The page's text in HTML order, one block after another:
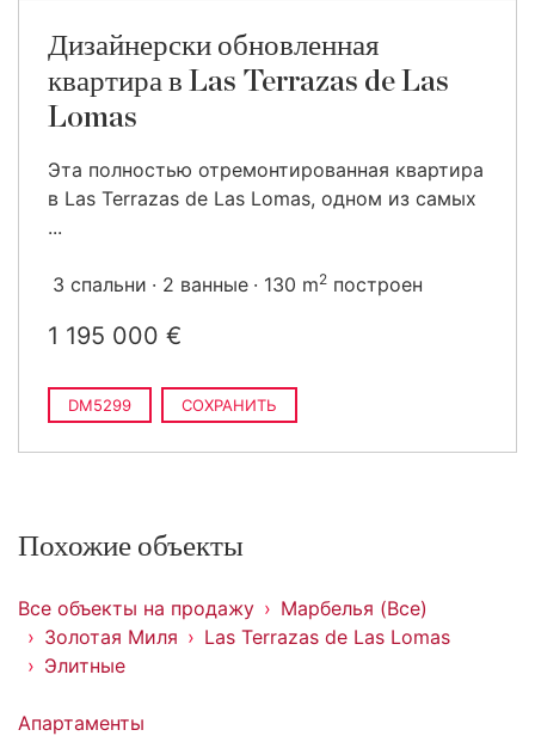
Дизайнерски обновленная
квартира в Las Terrazas de Las
Lomas
Эта полностью отремонтированная квартира
в Las Terrazas de Las Lomas, одном из самых
...
3 спальни 2 ванные 130 m2 построен
1 195 000 €
DM5299 СОХРАНИТЬ
Похожие объекты
Все объекты на продажу
Марбелья (Все)
Золотая Миля
Las Terrazas de Las Lomas
Элитные
Апартаменты